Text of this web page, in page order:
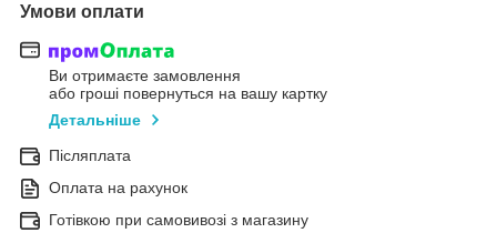
Умови оплати
Ви отримаєте замовлення
або гроші повернуться на вашу картку
Детальніше
Післяплата
Оплата на рахунок
Готівкою при самовивозі з магазину